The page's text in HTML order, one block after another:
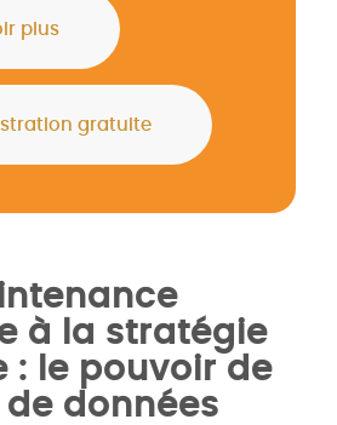
plus
gratuite
à la stratégie
: le pouvoir de
de données